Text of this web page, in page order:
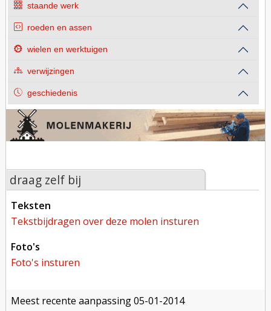
staande werk
roeden en assen
wielen en werktuigen
verwijzingen
geschiedenis
draag zelf bij
teksten
tekstbijdragen over deze molen insturen
foto's
foto's insturen
meest recente aanpassing05-01-2014